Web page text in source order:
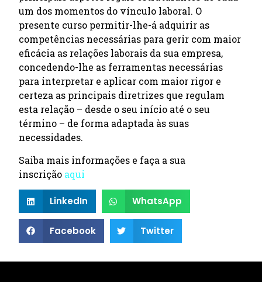
um dos momentos do vínculo laboral. O
presente curso permitir-lhe-á adquirir as
competências necessárias para gerir com maior
eficácia as relações laborais da sua empresa,
concedendo-lhe as ferramentas necessárias
para interpretar e aplicar com maior rigor e
certeza as principais diretrizes que regulam
esta relação – desde o seu início até o seu
término – de forma adaptada às suas
necessidades.
Saiba mais informações e faça a sua
inscrição aqui
LinkedIn WhatsApp
Facebook Twitter